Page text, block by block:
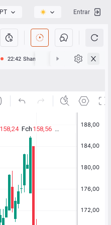
PT Entrar
22:42 Shanghai 22:42 Hong